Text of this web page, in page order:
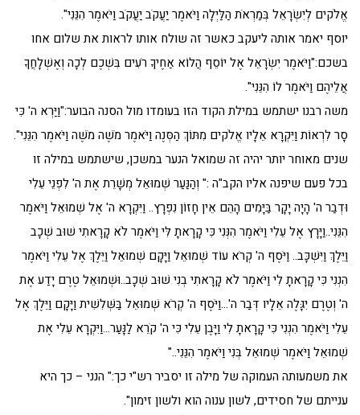
אֱלֹקים לְיִשְׂרָאֵל בְּמַרְאֹת הַלַּיְלָה וַיֹּאמֶר יַעֲקֹב יַעֲקֹב וַיֹּאמֶר הִנֵּנִי".
יוסף יאמר אותה ליעקב כאשר זה שולח אותו לראות את שלום אחו
בשכם:"וַיֹּאמֶר יִשְׂרָאֵל אֶל יוֹסֵף הֲלוֹא אַחֶיךָ רֹעִים בִּשְׁכֶם לְכָה וְאֶשְׁלָחֲךָ
אֲלֵיהֶם וַיֹּאמֶר לוֹ הִנֵּנִי".
משה רבנו ישתמש במילת הקוד הזו בעומדו מול הסנה הבוער:"וַיַּרְא ה' כִּי
סָר לִרְאוֹת וַיִּקְרָא אֵלָיו אֱלֹקים מִתּוֹךְ הַסְּנֶה וַיֹּאמֶר מֹשֶׁה מֹשֶׁה וַיֹּאמֶר הִנֵּנִי".
שנים מאוחר יותר יהיה זה שמואל הנער במשכן, שישתמש במילה זו
בכל פעם שיפנה אליו הקב"ה :" וְהַנַּעַר שְׁמוּאֵל מְשָׁרֵת אֶת ה' לִפְנֵי עֵלִי
וּדְבַר ה' הָיָה יָקָר בַּיָּמִים הָהֵם אֵין חָזוֹן נִפְרָץ.. וַיִּקְרָא ה' אֶל שְׁמוּאֵל וַיֹּאמֶר
הִנֵּנִי..וַיָּרָץ אֶל עֵלִי וַיֹּאמֶר הִנְּנִי כִּי קָרָאתָ לִּי וַיֹּאמֶר לֹא קָרָאתִי שׁוּב שְׁכָב
וַיֵּלֶךְ וַיִּשְׁכָּב.. וַיֹּסֶף ה' קְרֹא עוֹד שְׁמוּאֵל וַיָּקָם שְׁמוּאֵל וַיֵּלֶךְ אֶל עֵלִי וַיֹּאמֶר
הִנְנִי כִּי קָרָאתָ לִי וַיֹּאמֶר לֹא קָרָאתִי בְנִי שׁוּב שְׁכָב..וּשְׁמוּאֵל טֶרֶם יָדַע אֶת
ה' וְטֶרֶם יִגָּלֶה אֵלָיו דְּבַר ה'…וַיֹּסֶף ה' קְרֹא שְׁמוּאֵל בַּשְּׁלִשִׁית וַיָּקָם וַיֵּלֶךְ אֶל
עֵלִי וַיֹּאמֶר הִנְנִי כִּי קָרָאתָ לִי וַיָּבֶן עֵלִי כִּי ה' קֹרֵא לַנָּעַר…וַיִּקְרָא עֵלִי אֶת
שְׁמוּאֵל וַיֹּאמֶר שְׁמוּאֵל בְּנִי וַיֹּאמֶר הִנֵּנִי.."
את משמעותה העמוקה של מילה זו יסביר רש"י כך:" הנני – כך היא
ענייתם של חסידים, לשון ענוה הוא ולשון זימון".